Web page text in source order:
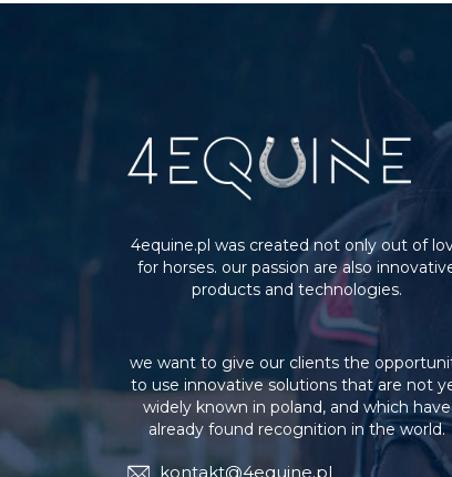
4equine.pl was created not only out of
for horses. our passion are also
products and technologies.
we want to give our clients the
to use innovative solutions that are not
widely known in poland, and which have
already found recognition in the world.
kontakt@4equine.pl